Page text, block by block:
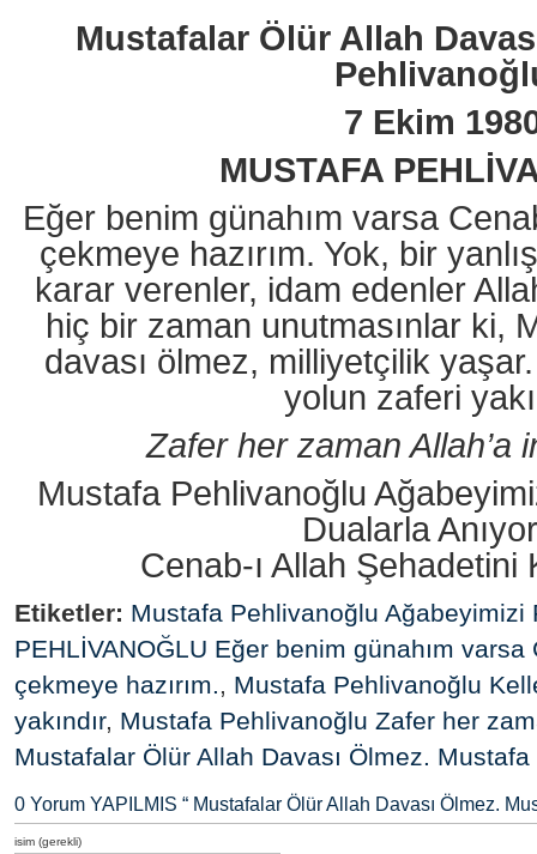
Mustafalar Ölür Allah
7 Ekim
MUSTAFA
Eğer benim günahım varsa
çekmeye hazırım. Yok, bir
karar verenler, idam edenler
hiç bir zaman unutmasınlar ki,
davası ölmez, milliyetçilik
yolun zaferi
Zafer her zaman Allah’a
Mustafa Pehlivanoğlu
Dualarla
Cenab-ı Allah Şehadetini
Etiketler: Mustafa Pehlivanoğlu Ağabeyimizi
PEHLİVANOĞLU Eğer benim günahım varsa
çekmeye hazırım., Mustafa Pehlivanoğlu
yakındır, Mustafa Pehlivanoğlu Zafer her
Mustafalar Ölür Allah Davası Ölmez.
0 Yorum YAPILMIS “ Mustafalar Ölür Allah Davası Ölmez.
isim (gerekli)